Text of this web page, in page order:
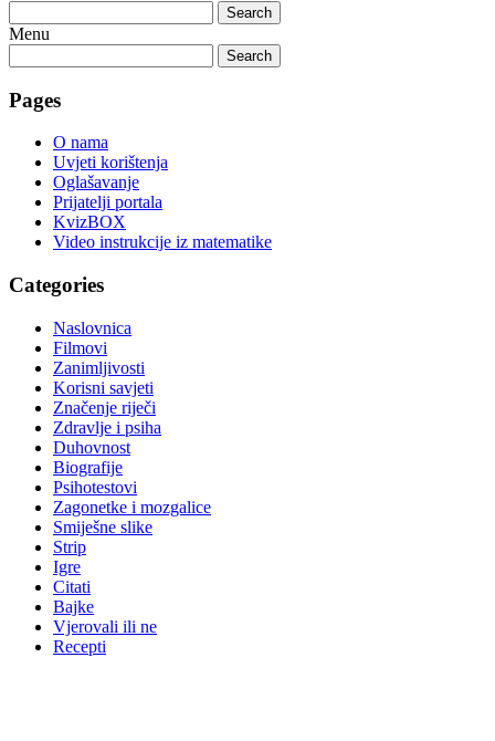
Search
Menu
Search
Pages
O nama
Uvjeti korištenja
Oglašavanje
Prijatelji portala
KvizBOX
Video instrukcije iz matematike
Categories
Naslovnica
Filmovi
Zanimljivosti
Korisni savjeti
Značenje riječi
Zdravlje i psiha
Duhovnost
Biografije
Psihotestovi
Zagonetke i mozgalice
Smiješne slike
Strip
Igre
Citati
Bajke
Vjerovali ili ne
Recepti